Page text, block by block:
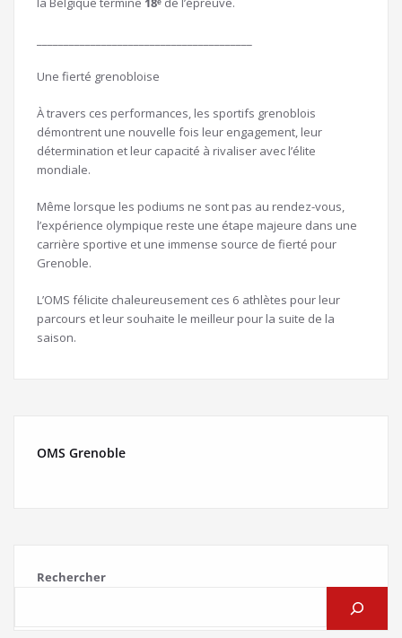
Une fierté grenobloise
À travers ces performances, les sportifs grenoblois
démontrent une nouvelle fois leur engagement, leur
détermination et leur capacité à rivaliser avec l’élite
mondiale.
Même lorsque les podiums ne sont pas au rendez-vous,
l’expérience olympique reste une étape majeure dans une
carrière sportive et une immense source de fierté pour
Grenoble.
L’OMS félicite chaleureusement ces 6 athlètes pour leur
parcours et leur souhaite le meilleur pour la suite de la
saison.
OMS Grenoble
Rechercher